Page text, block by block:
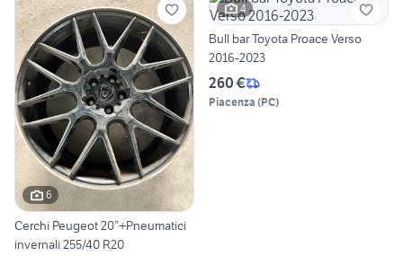
6
Cerchi Peugeot 20”+Pneumatici
invernali 255/40 R20
4
Bull bar Toyota Proace Verso
2016-2023
260 €
Piacenza (PC)